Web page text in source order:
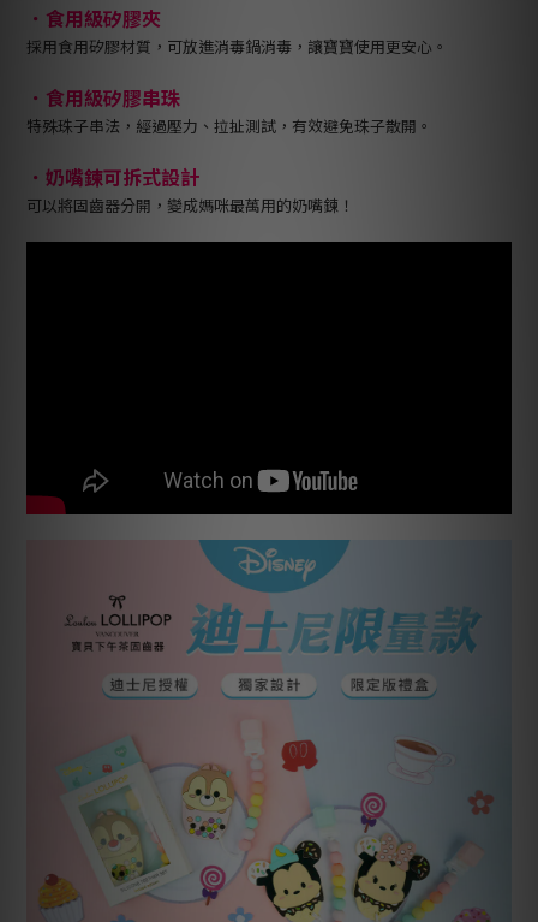
．食用級矽膠夾
採用食用矽膠材質，可放進消毒鍋消毒，讓寶寶使用更安心。
．食用級矽膠串珠
特殊珠子串法，經過壓力、拉扯測試，有效避免珠子散開。
．奶嘴鍊可拆式設計
可以將固齒器分開，變成媽咪最萬用的奶嘴鍊！